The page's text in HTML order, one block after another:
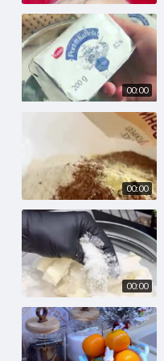
00:00
00:00
00:00